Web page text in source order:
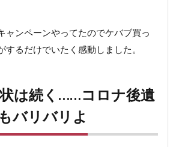
ャンペーンやってたのでケバブ買っ
するだけでいたく感動しました。
は続く……コロナ後遺
バリバリよ